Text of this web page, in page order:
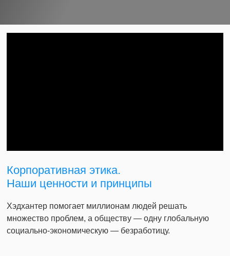
Корпоративная этика.
Наши ценности и принципы
Хэдхантер помогает миллионам людей решать
множество проблем, а обществу — одну глобальную
социально-экономическую — безработицу.